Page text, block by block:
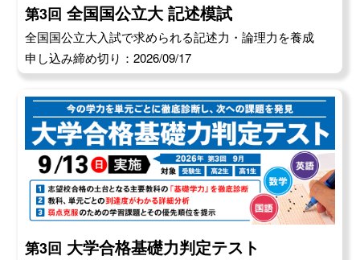
第3回 全国国公立大 記述模試
全国国公立大入試で求められる記述力・論理力を養成
申し込み締め切り：2026/09/17
第3回 大学合格基礎力判定テスト